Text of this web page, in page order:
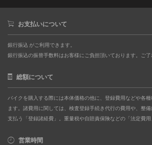
お支払いについて
銀行振込 がご利用できます。
銀行振込の振替手数料はお客様にご負担頂いております。ご了
総額について
バイクを購入する際には本体価格の他に、登録費用などや各
ます。諸費用に関しては、検査登録手続き代行の費用や、整
支払う「登録諸経費」。重量税や自賠責保険などの「法定費用
営業時間